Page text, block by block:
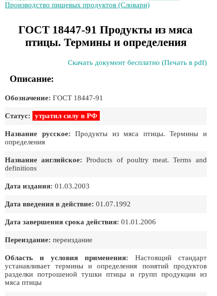
Производство пищевых продуктов (Словари)
ГОСТ 18447-91 Продукты из мяса
птицы. Термины и определения
Скачать документ бесплатно (Печать в pdf)
Описание:
Обозначение: ГОСТ 18447-91
Статус: утратил силу в РФ
Название русское: Продукты из мяса птицы. Термины и
определения
Название английское: Products of poultry meat. Terms and
definitions
Дата издания: 01.03.2003
Дата введения в действие: 01.07.1992
Дата завершения срока действия: 01.01.2006
Переиздание: переиздание
Область и условия применения: Настоящий стандарт
устанавливает термины и определения понятий продуктов
разделки потрошеной тушки птицы и групп продукции из
мяса птицы